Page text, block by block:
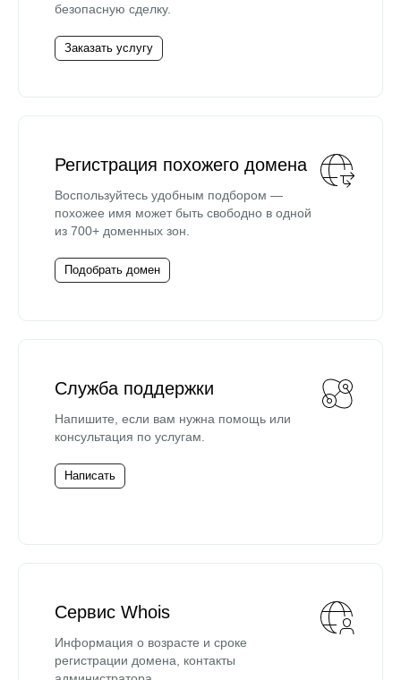
безопасную сделку.
Заказать услугу
Регистрация похожего домена
Воспользуйтесь удобным подбором —
похожее имя может быть свободно в одной
из 700+ доменных зон.
Подобрать домен
Служба поддержки
Напишите, если вам нужна помощь или
консультация по услугам.
Написать
Сервис Whois
Информация о возрасте и сроке
регистрации домена, контакты